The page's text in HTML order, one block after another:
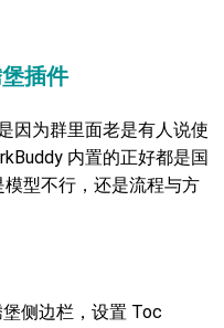
插件
因为群里面老是有人说使
内置的正好都是国
型不行，还是流程与方
侧边栏，设置 Toc